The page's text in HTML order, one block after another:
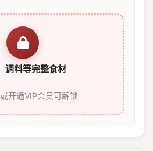
调料等完整食材
开通VIP会员可解锁